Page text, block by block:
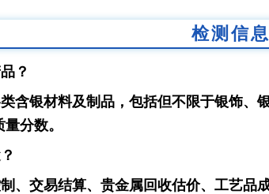
检测信
？
含银材料及制品，包括但不限于银饰
分数。
、交易结算、贵金属回收估价、工艺品